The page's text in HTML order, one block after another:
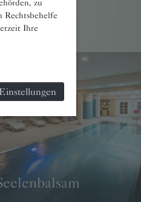
zu
Rechtsbehelfe
Ihre
Einstellungen